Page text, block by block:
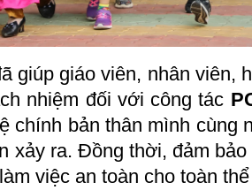
giúp giáo viên, nhân viên,
nhiệm đối với công tác
chính bản thân mình cùng
xảy ra. Đồng thời, đảm
việc an toàn cho toàn